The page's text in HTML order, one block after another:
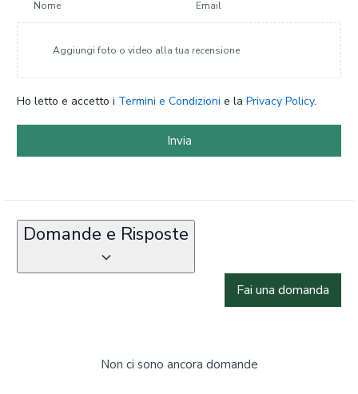
Nome Email
Aggiungi foto o video alla tua recensione
Ho letto e accetto i Termini e Condizioni e la Privacy Policy.
Invia
Domande e Risposte
Fai una domanda
Non ci sono ancora domande